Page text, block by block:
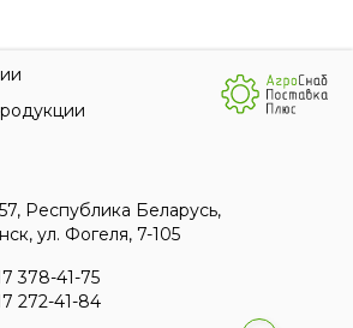
Республика Беларусь,
ул. Фогеля, 7-105
378-41-75
272-41-84